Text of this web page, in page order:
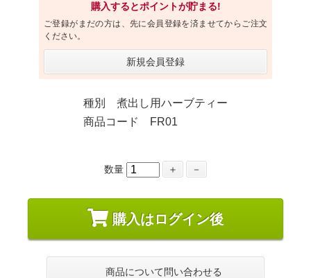
購入するとポイントが貯まる!
ご登録がまだの方は、先に会員登録を済ませてからご注文
ください。
新規会員登録
種別 煮出し用ハーブティー
商品コード FR01
数量 ＋ －
購入はログイン後
商品について問い合わせる